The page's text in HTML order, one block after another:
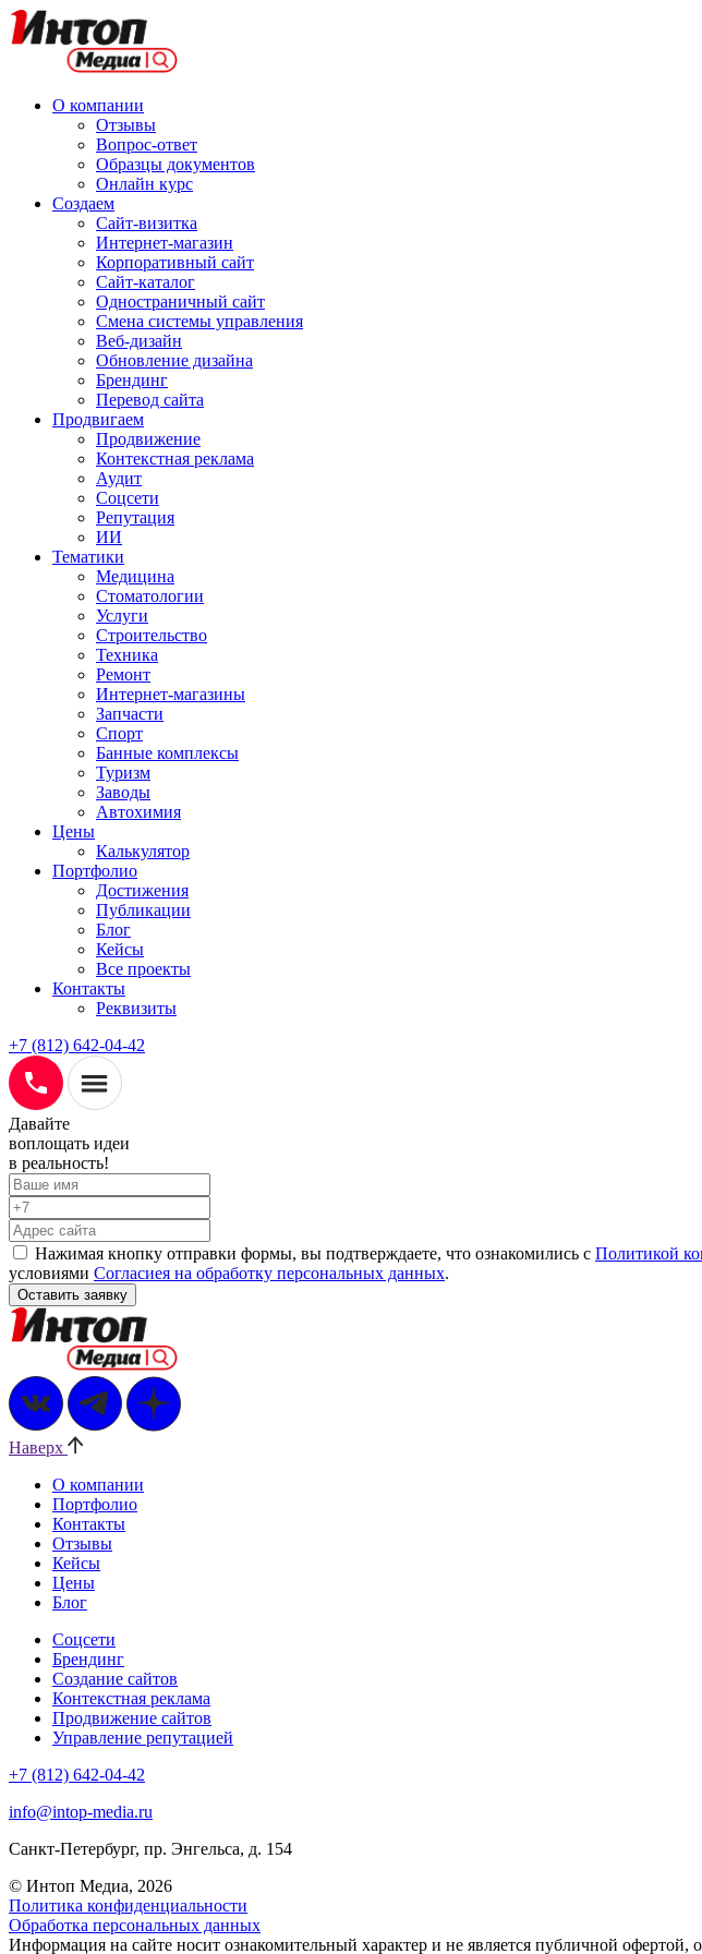
О компании
Отзывы
Вопрос-ответ
Образцы документов
Онлайн курс
Создаем
Сайт-визитка
Интернет-магазин
Корпоративный сайт
Сайт-каталог
Одностраничный сайт
Смена системы управления
Веб-дизайн
Обновление дизайна
Брендинг
Перевод сайта
Продвигаем
Продвижение
Контекстная реклама
Аудит
Соцсети
Репутация
ИИ
Тематики
Медицина
Стоматологии
Услуги
Строительство
Техника
Ремонт
Интернет-магазины
Запчасти
Спорт
Банные комплексы
Туризм
Заводы
Автохимия
Цены
Калькулятор
Портфолио
Достижения
Публикации
Блог
Кейсы
Все проекты
Контакты
Реквизиты
+7 (812) 642-04-42
Давайте
воплощать идеи
в реальность!
Нажимая кнопку отправки формы, вы подтверждаете, что ознакомились с Политикой
условиями Согласиея на обработку персональных данных.
Наверх
О компании
Портфолио
Контакты
Отзывы
Кейсы
Цены
Блог
Соцсети
Брендинг
Создание сайтов
Контекстная реклама
Продвижение сайтов
Управление репутацией
+7 (812) 642-04-42
info@intop-media.ru
Санкт-Петербург, пр. Энгельса, д. 154
© Интоп Медиа, 2026
Политика конфиденциальности
Обработка персональных данных
Информация на сайте носит ознакомительный характер и не является публичной